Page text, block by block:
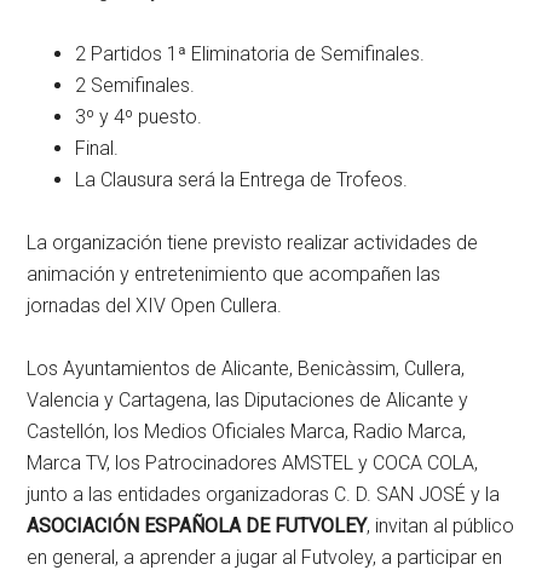
2 Partidos 1ª Eliminatoria de Semifinales.
2 Semifinales.
3º y 4º puesto.
Final.
La Clausura será la Entrega de Trofeos.
La organización tiene previsto realizar actividades de
animación y entretenimiento que acompañen las
jornadas del XIV Open Cullera.
Los Ayuntamientos de Alicante, Benicàssim, Cullera,
Valencia y Cartagena, las Diputaciones de Alicante y
Castellón, los Medios Oficiales Marca, Radio Marca,
Marca TV, los Patrocinadores AMSTEL y COCA COLA,
junto a las entidades organizadoras C. D. SAN JOSÉ y la
ASOCIACIÓN ESPAÑOLA DE FUTVOLEY, invitan al público
en general, a aprender a jugar al Futvoley, a participar en